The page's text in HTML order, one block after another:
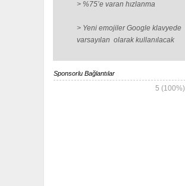
> %75’e varan hızlanma
> Yeni emojiler Google klavyede
varsayılan olarak kullanılacak
5 (100%)
Sponsorlu Bağlantılar